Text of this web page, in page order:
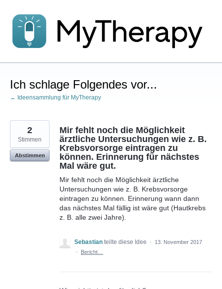
Inhalt
springen
Ich schlage Folgendes vor...
← Ideensammlung für MyTherapy
Mir fehlt noch die Möglichkeit
ärztliche Untersuchungen wie z. B.
Krebsvorsorge eintragen zu
können. Erinnerung für nächstes
Mal wäre gut.
Mir fehlt noch die Möglichkeit ärztliche
Untersuchungen wie z. B. Krebsvorsorge
eintragen zu können. Erinnerung wann dann
das nächstes Mal fällig ist wäre gut (Hautkrebs
z. B. alle zwei Jahre).
2
Stimmen
Abstimmen
Sebastian teilte diese Idee ·
13. November 2017
·
Bericht…